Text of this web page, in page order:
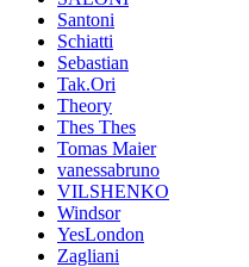
Santoni
Schiatti
Sebastian
Tak.Ori
Theory
Thes Thes
Tomas Maier
vanessabruno
VILSHENKO
Windsor
YesLondon
Zagliani